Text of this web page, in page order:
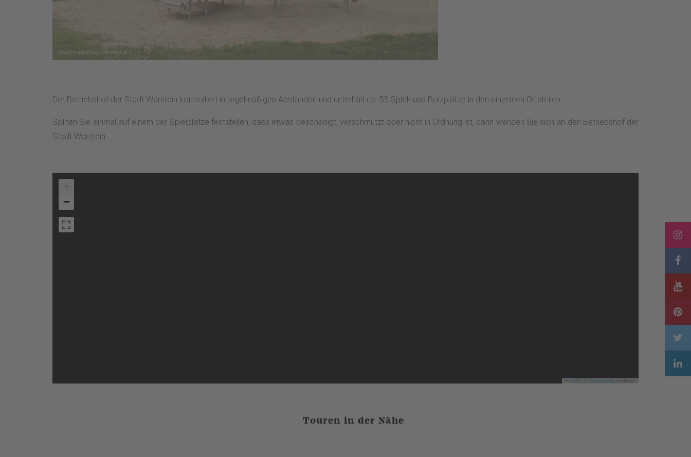
Der Betriebshof der Stadt Warstein kontrolliert in regelmäßigen Abständen und unterhält ca. 55 Spiel- und Bolzplätze in den einzelnen Ortsteilen.
Sollten Sie einmal auf einem der Spielplätze feststellen, dass etwas beschädigt, verschmutzt oder nicht in Ordnung ist, dann wenden Sie sich an den Betriebshof der
Stadt Warstein
−
Leaflet OpenStreetMapcontributors
Touren in der Nähe